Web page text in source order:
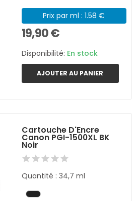
Prix par ml : 1.58 €
19,90 €
Disponibilité: En stock
AJOUTER AU PANIER
Cartouche D'Encre
Canon PGI-1500XL BK
Noir
Quantité : 34,7 ml